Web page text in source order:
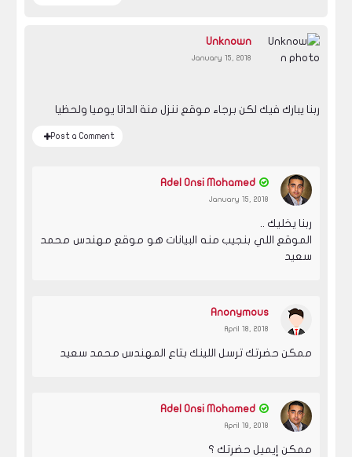
Unknown
January 15, 2018
ربنا يبارك فيك لكن برجاء موقع ننزل منة الداتا يوميا ولحظيا
Post a Comment
Adel Onsi Mohamed
January 15, 2018
ربنا يخليك ..
الموقع اللي بنجيب منه البيانات هو موقع مهندس محمد
سعيد
Anonymous
April 18, 2018
ممكن حضرتك ترسل اللينك بتاع المهندس محمد سعيد
Adel Onsi Mohamed
April 19, 2018
ممكن إيميل حضرتك ؟